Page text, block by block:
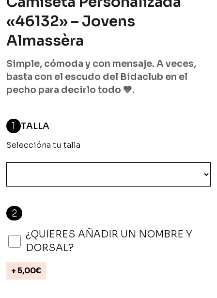
«46132» – Jovens
Almassèra
Simple, cómoda y con mensaje. A veces,
basta con el escudo del Bidaclub en el
pecho para decirlo todo 💙.
1 TALLA
Seleccióna tu talla
2
¿QUIERES AÑADIR UN NOMBRE Y
DORSAL?
+5,00€